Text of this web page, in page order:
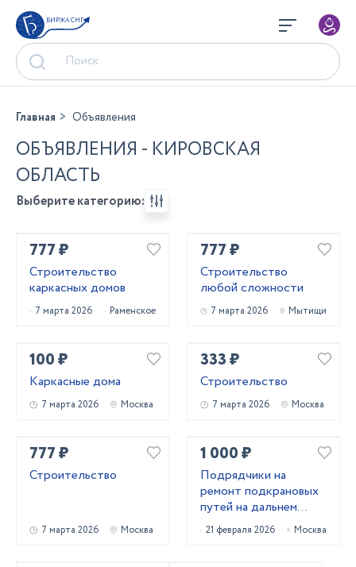
БИРЖА СНГ
Главная Объявления
ОБЪЯВЛЕНИЯ - КИРОВСКАЯ
ОБЛАСТЬ
Выберите категорию:
777 ₽
Строительство
каркасных домов
7 марта 2026 Раменское
777 ₽
Строительство
любой сложности
7 марта 2026 Мытищи
100 ₽
Каркасные дома
7 марта 2026 Москва
333 ₽
Строительство
7 марта 2026 Москва
777 ₽
Строительство
7 марта 2026 Москва
1 000 ₽
Подрядчики на
ремонт подкрановых
путей на дальнем
востоке
21 февраля 2026 Москва